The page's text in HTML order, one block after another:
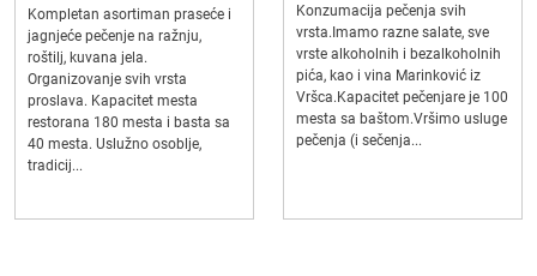
Kompletan asortiman praseće i
jagnjeće pečenje na ražnju,
roštilj, kuvana jela.
Organizovanje svih vrsta
proslava. Kapacitet mesta
restorana 180 mesta i basta sa
40 mesta. Uslužno osoblje,
tradicij...
Konzumacija pečenja svih
vrsta.Imamo razne salate, sve
vrste alkoholnih i bezalkoholnih
pića, kao i vina Marinković iz
Vršca.Kapacitet pečenjare je 100
mesta sa baštom.Vršimo usluge
pečenja (i sečenja...